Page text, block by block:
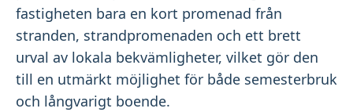
fastigheten bara en kort promenad från
stranden, strandpromenaden och ett brett
urval av lokala bekvämligheter, vilket gör den
till en utmärkt möjlighet för både semesterbruk
och långvarigt boende.